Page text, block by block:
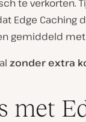
te verkorten.
Edge
gemiddeld
zonder extra
met